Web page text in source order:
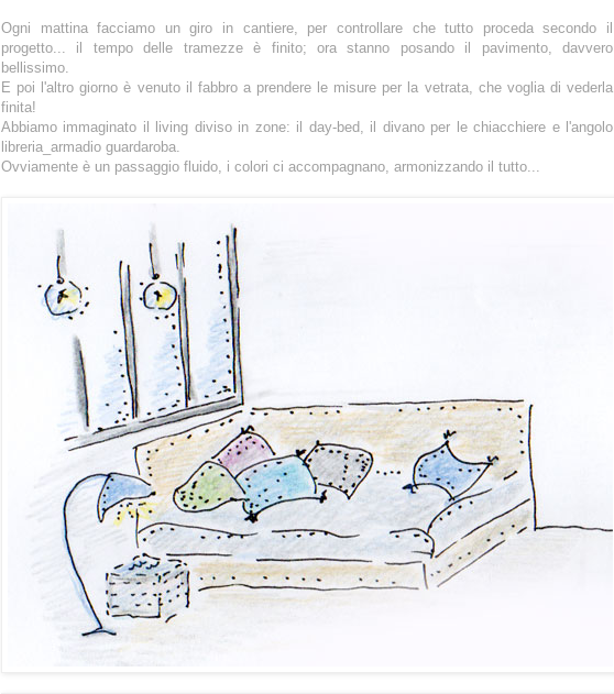
Ogni mattina facciamo un giro in cantiere, per controllare che tutto proceda secondo il
progetto... il tempo delle tramezze è finito; ora stanno posando il pavimento, davvero
bellissimo.
E poi l'altro giorno è venuto il fabbro a prendere le misure per la vetrata, che voglia di vederla
finita!
Abbiamo immaginato il living diviso in zone: il day-bed, il divano per le chiacchiere e l'angolo
libreria_armadio guardaroba.
Ovviamente è un passaggio fluido, i colori ci accompagnano, armonizzando il tutto...